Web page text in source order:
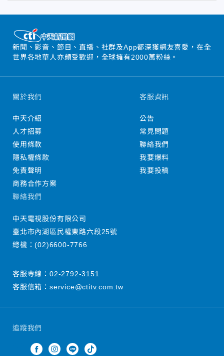
新聞、影音、節目、直播、社群及App都深獲網友喜愛，在全
世界各地華人亦頗受歡迎，全球擁有2000萬粉絲。
追蹤我們
關於我們
中天介紹
人才招募
使用條款
隱私權條款
免責聲明
商務合作方案
客服資訊
公告
常見問題
聯絡我們
我要爆料
我要投稿
聯絡我們
中天電視股份有限公司
臺北市內湖區民權東路六段25號
總機：(02)6600-7766
客服專線： 02-2792-3151
客服信箱： service@ctitv.com.tw